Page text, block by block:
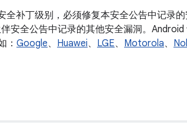
全补丁级别，必须修复本安全公告中记录
安全公告中记录的其他安全漏洞。
： Google、 Huawei、 LGE、 Motorola、